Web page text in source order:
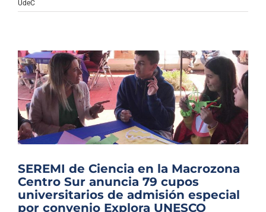
UdeC
SEREMI de Ciencia en la Macrozona
Centro Sur anuncia 79 cupos
universitarios de admisión especial
por convenio Explora UNESCO